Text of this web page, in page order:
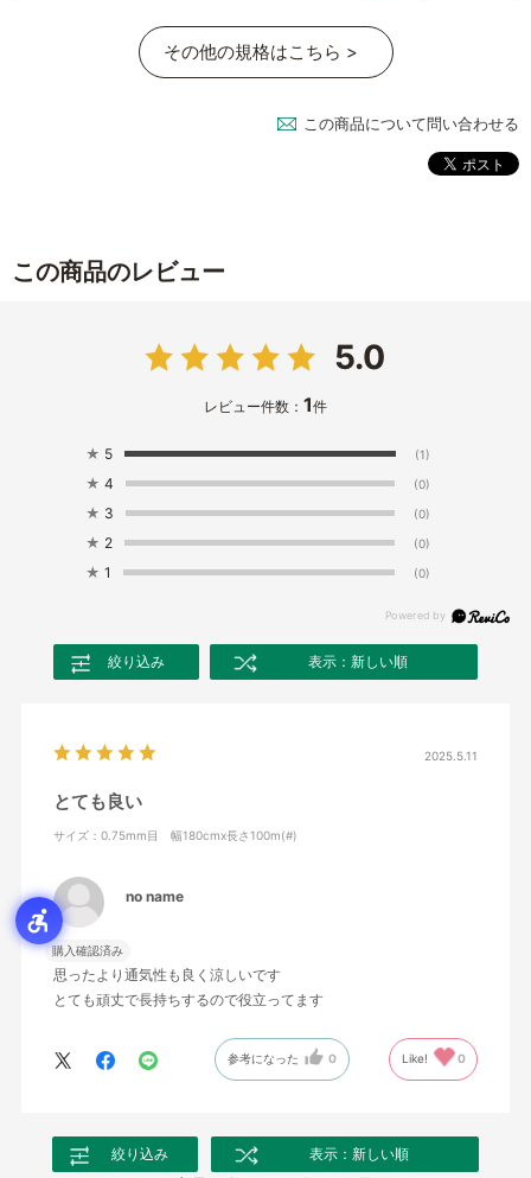
その他の規格はこちら >
この商品について問い合わせる
この商品のレビュー
5.0
レビュー件数： 1件
★ 5 (1)
★ 4 (0)
★ 3 (0)
★ 2 (0)
★ 1 (0)
絞り込み 表示：新しい順
2025.5.11
とても良い
サイズ：0.75mm目 幅180cmx長さ100m(#)
no name
購入確認済み
思ったより通気性も良く涼しいです
とても頑丈で長持ちするので役立ってます
参考になった 0 Like! 0
絞り込み 表示：新しい順